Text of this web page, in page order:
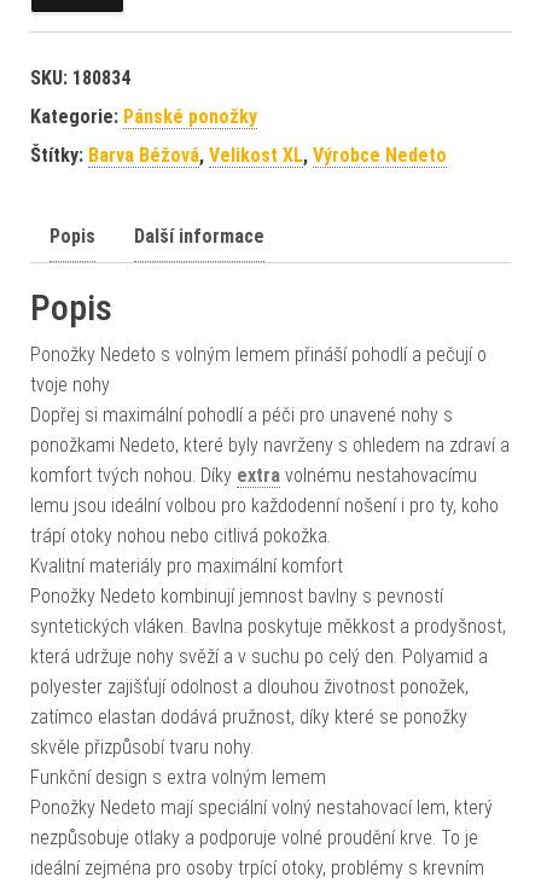
SKU: 180834
Kategorie: Pánské ponožky
Štítky: Barva Béžová, Velikost XL, Výrobce Nedeto
Popis Další informace
Popis
Ponožky Nedeto s volným lemem přináší pohodlí a pečují o
tvoje nohy
Dopřej si maximální pohodlí a péči pro unavené nohy s
ponožkami Nedeto, které byly navrženy s ohledem na zdraví a
komfort tvých nohou. Díky extra volnému nestahovacímu
lemu jsou ideální volbou pro každodenní nošení i pro ty, koho
trápí otoky nohou nebo citlivá pokožka.
Kvalitní materiály pro maximální komfort
Ponožky Nedeto kombinují jemnost bavlny s pevností
syntetických vláken. Bavlna poskytuje měkkost a prodyšnost,
která udržuje nohy svěží a v suchu po celý den. Polyamid a
polyester zajišťují odolnost a dlouhou životnost ponožek,
zatímco elastan dodává pružnost, díky které se ponožky
skvěle přizpůsobí tvaru nohy.
Funkční design s extra volným lemem
Ponožky Nedeto mají speciální volný nestahovací lem, který
nezpůsobuje otlaky a podporuje volné proudění krve. To je
ideální zejména pro osoby trpící otoky, problémy s krevním